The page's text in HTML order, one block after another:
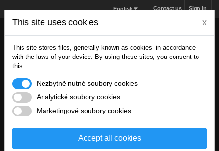
Sign in
Contact us
English
This site uses cookies x
This site stores files, generally known as cookies, in accordance
with the laws of your device. By using these sites, you consent to
this.
Nezbytně nutné soubory cookies
Analytické soubory cookies
Marketingové soubory cookies
Accept all cookies